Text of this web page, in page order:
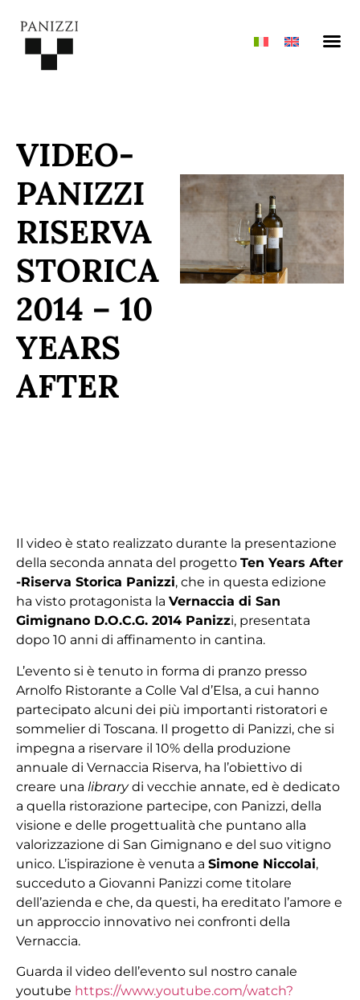
VIDEO-
PANIZZI
RISERVA
STORICA
2014 – 10
YEARS
AFTER
Il video è stato realizzato durante la presentazione
della seconda annata del progetto Ten Years After
-Riserva Storica Panizzi, che in questa edizione
ha visto protagonista la Vernaccia di San
Gimignano D.O.C.G. 2014 Panizzi, presentata
dopo 10 anni di affinamento in cantina.
L’evento si è tenuto in forma di pranzo presso
Arnolfo Ristorante a Colle Val d’Elsa, a cui hanno
partecipato alcuni dei più importanti ristoratori e
sommelier di Toscana. Il progetto di Panizzi, che si
impegna a riservare il 10% della produzione
annuale di Vernaccia Riserva, ha l’obiettivo di
creare una librarydi vecchie annate, ed è dedicato
a quella ristorazione partecipe, con Panizzi, della
visione e delle progettualità che puntano alla
valorizzazione di San Gimignano e del suo vitigno
unico. L’ispirazione è venuta a Simone Niccolai,
succeduto a Giovanni Panizzi come titolare
dell’azienda e che, da questi, ha ereditato l’amore e
un approccio innovativo nei confronti della
Vernaccia.
Guarda il video dell’evento sul nostro canale
youtube https://www.youtube.com/watch?